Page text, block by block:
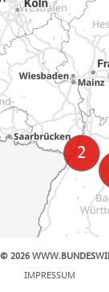
© 2026
IMPRESSUM